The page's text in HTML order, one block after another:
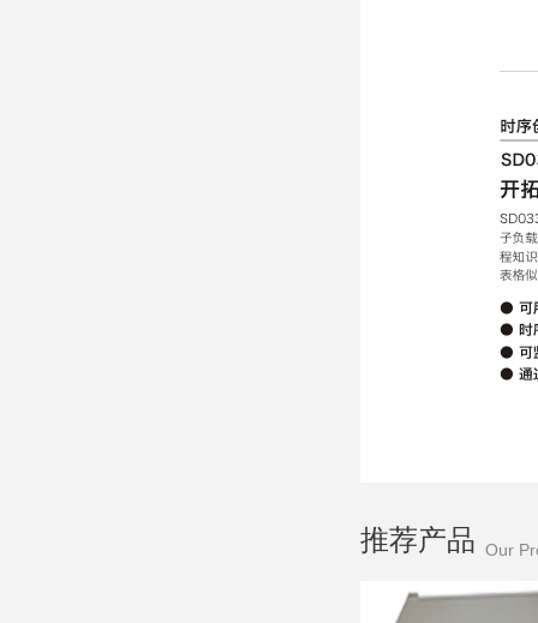
推荐产品 Our